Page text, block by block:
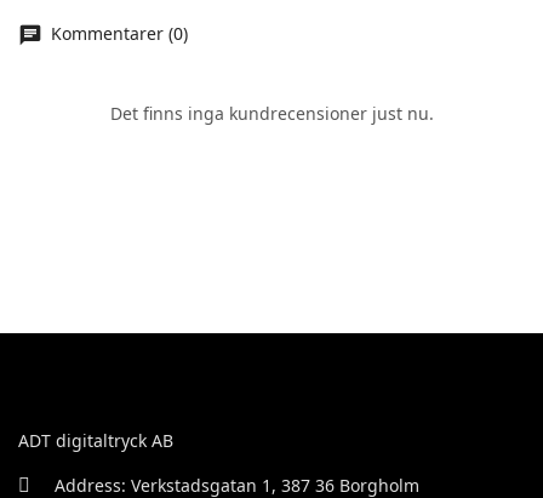
Kommentarer (0)
Det finns inga kundrecensioner just nu.
ADT digitaltryck AB
Address: Verkstadsgatan 1, 387 36 Borgholm